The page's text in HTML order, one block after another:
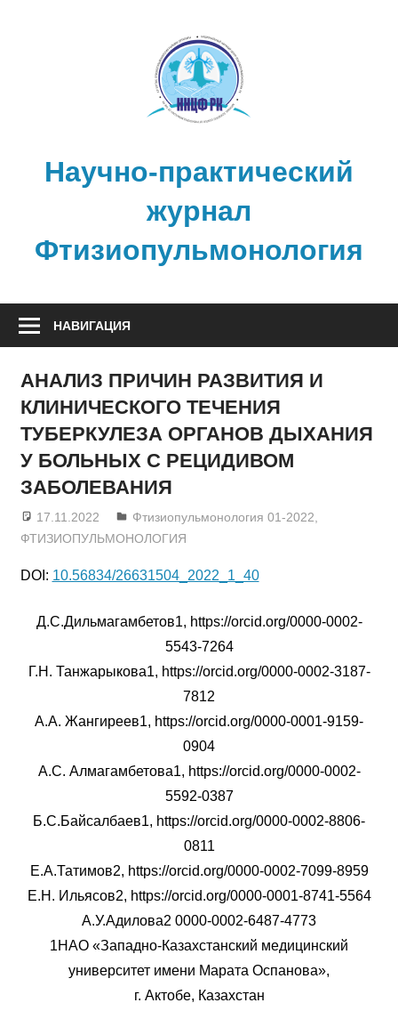
Научно-практический
журнал
Фтизиопульмонология
НАВИГАЦИЯ
АНАЛИЗ ПРИЧИН РАЗВИТИЯ И
КЛИНИЧЕСКОГО ТЕЧЕНИЯ
ТУБЕРКУЛЕЗА ОРГАНОВ ДЫХАНИЯ
У БОЛЬНЫХ С РЕЦИДИВОМ
ЗАБОЛЕВАНИЯ
17.11.2022 admin
Фтизиопульмонология 01-2022
ФТИЗИОПУЛЬМОНОЛОГИЯ
DOI: 10.56834/26631504_2022_1_40
Д.С.Дильмагамбетов1, https://orcid.org/0000-0002-
5543-7264
Г.Н. Танжарыкова1, https://orcid.org/0000-0002-3187-
7812
А.А. Жангиреев1, https://orcid.org/0000-0001-9159-
0904
А.С. Алмагамбетова1, https://orcid.org/0000-0002-
5592-0387
Б.С.Байсалбаев1, https://orcid.org/0000-0002-8806-
0811
Е.А.Татимов2, https://orcid.org/0000-0002-7099-8959
Е.Н. Ильясов2, https://orcid.org/0000-0001-8741-5564
А.У.Адилова2 0000-0002-6487-4773
1НАО «Западно-Казахстанский медицинский
университет имени Марата Оспанова»,
г. Актобе, Казахстан